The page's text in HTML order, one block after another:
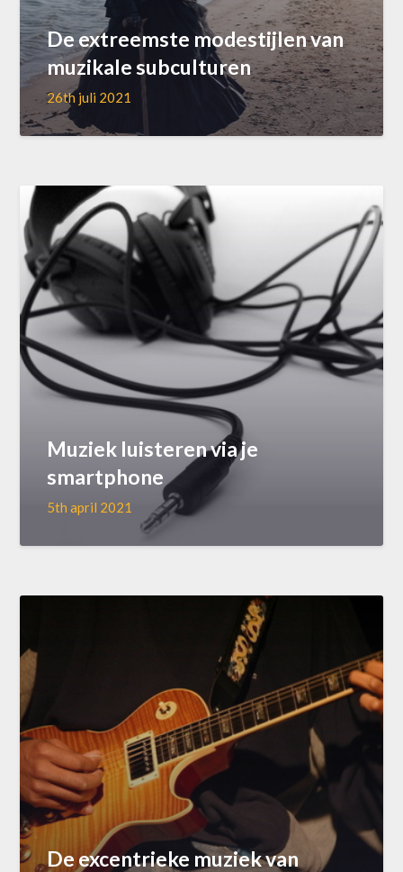
De extreemste modestijlen van
muzikale subculturen
26th juli 2021
Muziek luisteren via je
smartphone
5th april 2021
De excentrieke muziek van